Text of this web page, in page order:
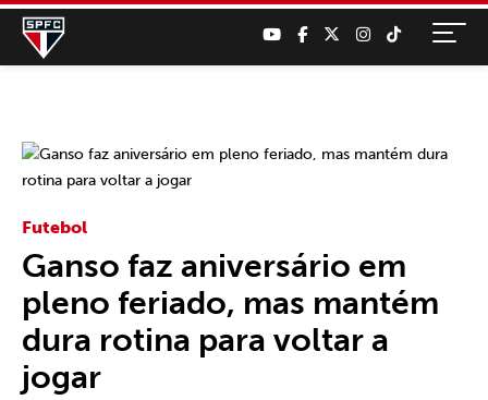
Futebol
Ganso faz aniversário em
pleno feriado, mas mantém
dura rotina para voltar a
jogar